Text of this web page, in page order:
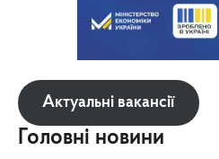
Актуальні вакансії
Головні новини